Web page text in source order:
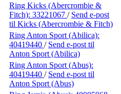
Ring Kicks (Abercrombie &
Fitch): 33221067 / Send e-post
til Kicks (Abercrombie & Fitch)
Ring Anton Sport (Abilica):
40419440 / Send e-post til
Anton Sport (Abilica)
Ring Anton Sport (Abus):
40419440 / Send e-post til
Anton Sport (Abus)